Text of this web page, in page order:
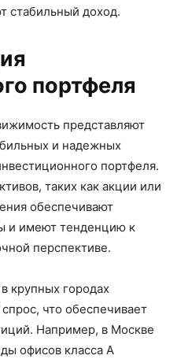
стабильный доход.
портфеля
представляют
и надежных
портфеля.
таких как акции или
обеспечивают
и имеют тенденцию к
перспективе.
крупных городах
что обеспечивает
Например, в Москве
офисов класса А